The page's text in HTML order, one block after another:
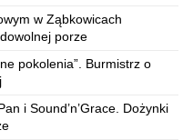
w Ząbkowicach
porze
pokolenia”. Burmistrz o
i Sound’n’Grace. Dożynki